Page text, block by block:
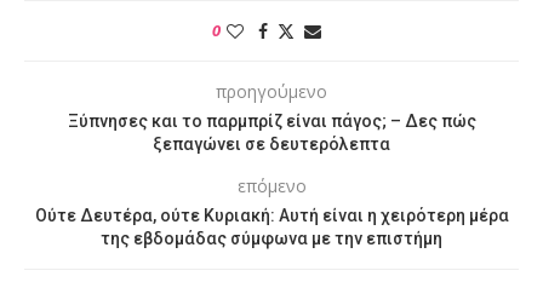
0
προηγούμενο
Ξύπνησες και το παρμπρίζ είναι πάγος; – Δες πώς
ξεπαγώνει σε δευτερόλεπτα
επόμενο
Ούτε Δευτέρα, ούτε Κυριακή: Αυτή είναι η χειρότερη μέρα
της εβδομάδας σύμφωνα με την επιστήμη